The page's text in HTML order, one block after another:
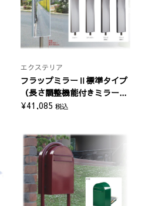
エクステリア
フラップミラーⅡ標準タイプ
（長さ調整機能付きミラー...
¥41,085 税込